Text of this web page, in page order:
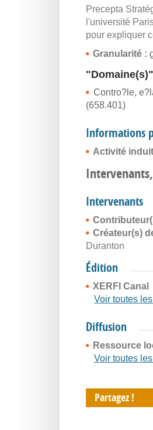
Precepta
l'université
pour expliquer
Granularité :
Contro?le,
(658.401)
Informations
Activité
Intervenants
Créateur(s)
Duranton
Édition
XERFI Canal
Voir toutes
Diffusion
Ressource
Voir toutes
Partagez !